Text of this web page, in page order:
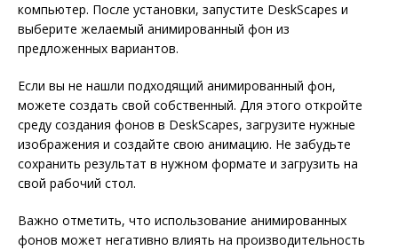
компьютер. После установки, запустите DeskScapes и
выберите желаемый анимированный фон из
предложенных вариантов.
Если вы не нашли подходящий анимированный фон,
можете создать свой собственный. Для этого откройте
среду создания фонов в DeskScapes, загрузите нужные
изображения и создайте свою анимацию. Не забудьте
сохранить результат в нужном формате и загрузить на
свой рабочий стол.
Важно отметить, что использование анимированных
фонов может негативно влиять на производительность